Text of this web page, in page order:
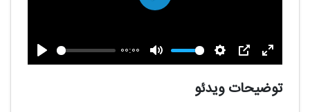
پخش
00:00
بی
تنظیماتPIP تمام
پخش
توضیحات ویدئو